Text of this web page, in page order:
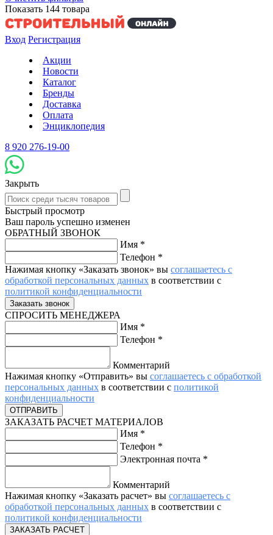
Показать 144 товара
Вход Регистрация
Акции
Новости
Каталог
Бренды
Доставка
Оплата
Энциклопедия
8 920 276-19-00
Закрыть
Быстрый просмотр
Ваш пароль успешно изменен
ОБРАТНЫЙ ЗВОНОК
Имя *
Телефон *
Нажимая кнопку «Заказать звонок» вы соглашаетесь с
обработкой персональных данных в соответствии с
политикой конфиденциальности
СПРОСИТЬ МЕНЕДЖЕРА
Имя *
Телефон *
Комментарий
Нажимая кнопку «Отправить» вы соглашаетесь с обработкой
персональных данных в соответствии с политикой
конфиденциальности
ЗАКАЗАТЬ РАСЧЕТ МАТЕРИАЛОВ
Имя *
Телефон *
Электронная почта *
Комментарий
Нажимая кнопку «Заказать расчет» вы соглашаетесь с
обработкой персональных данных в соответствии с
политикой конфиденциальности